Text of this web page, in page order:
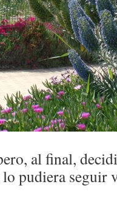
al final,
pudiera seguir